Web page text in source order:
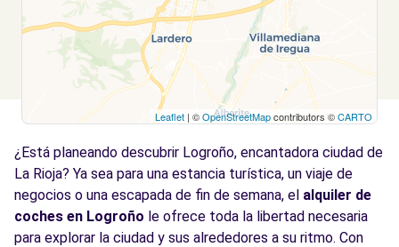
Leaflet | ©OpenStreetMapcontributors ©CARTO
¿Está planeando descubrir Logroño, encantadora ciudad de
La Rioja? Ya sea para una estancia turística, un viaje de
negocios o una escapada de fin de semana, el alquiler de
coches en Logroño le ofrece toda la libertad necesaria
para explorar la ciudad y sus alrededores a su ritmo. Con